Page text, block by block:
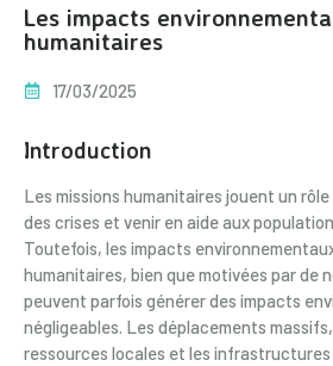
Les impacts
humanitaires
17/03/2025
Introduction
Les missions humanitaires jouent un
des crises et venir en aide aux
Toutefois, les impacts
humanitaires, bien que motivées par de
peuvent parfois générer des impacts
négligeables. Les déplacements
ressources locales et les